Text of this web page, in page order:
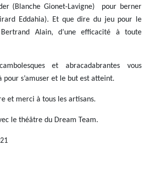
(Blanche Gionet-Lavigne) pour berner
Eddahia). Et que dire du jeu pour le
Alain, d’une efficacité à toute
et abracadabrantes vous
pour s’amuser et le but est atteint.
et merci à tous les artisans.
le théâtre du Dream Team.